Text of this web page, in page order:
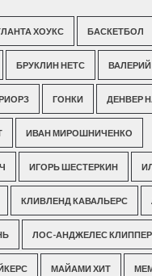
ХОУКС БАСКЕТБОЛ
БРУКЛИН НЕТС
ГОНКИ ДЕНВЕР
ИВАН МИРОШНИЧЕНКО
ИГОРЬ ШЕСТЕРКИН
КЛИВЛЕНД КАВАЛЬЕРС
ЛОС-АНДЖЕЛЕС
МАЙАМИ ХИТ